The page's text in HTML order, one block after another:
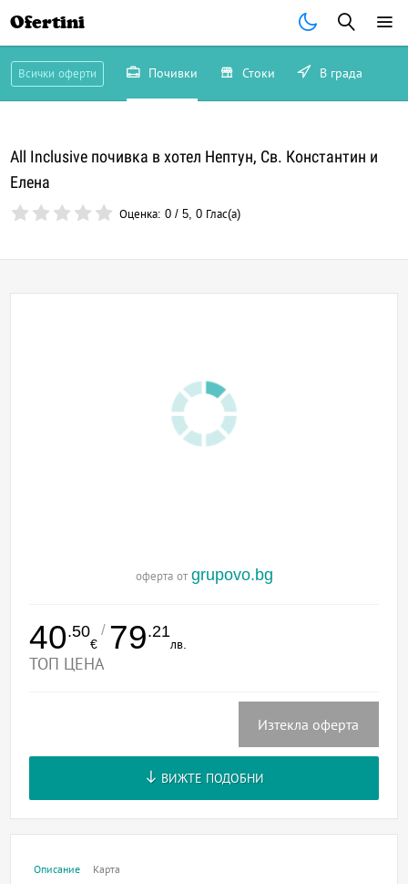
Ofertini
Всички оферти Почивки Стоки В града
All Inclusive почивка в хотел Нептун, Св. Константин и
Елена
Оценка:0 /5,0 Глас(а)
оферта от grupovo.bg
40.50
€
/ 79.21
лв.
ТОП ЦЕНА
Изтекла оферта
ВИЖТЕ ПОДОБНИ
Описание Карта